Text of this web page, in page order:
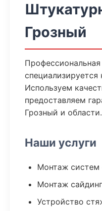
Грозный
Профессиональная
Используем
предоставляем
Грозный и области.
Наши услуги
Монтаж систем
Монтаж
Устройство